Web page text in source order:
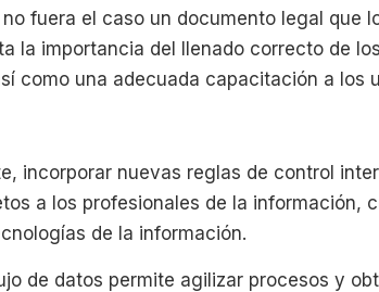
fuera el caso un documento legal que
la importancia del llenado correcto de
como una adecuada capacitación a los
incorporar nuevas reglas de control
a los profesionales de la información,
de la información.
de datos permite agilizar procesos y